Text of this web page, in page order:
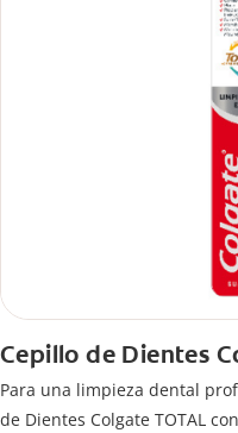
Cepillo de Dientes
Para una limpieza dental
de Dientes Colgate TOTAL